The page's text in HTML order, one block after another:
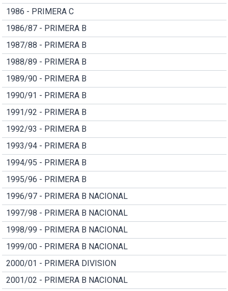
1986 - PRIMERA C
1986/87 - PRIMERA B
1987/88 - PRIMERA B
1988/89 - PRIMERA B
1989/90 - PRIMERA B
1990/91 - PRIMERA B
1991/92 - PRIMERA B
1992/93 - PRIMERA B
1993/94 - PRIMERA B
1994/95 - PRIMERA B
1995/96 - PRIMERA B
1996/97 - PRIMERA B NACIONAL
1997/98 - PRIMERA B NACIONAL
1998/99 - PRIMERA B NACIONAL
1999/00 - PRIMERA B NACIONAL
2000/01 - PRIMERA DIVISION
2001/02 - PRIMERA B NACIONAL